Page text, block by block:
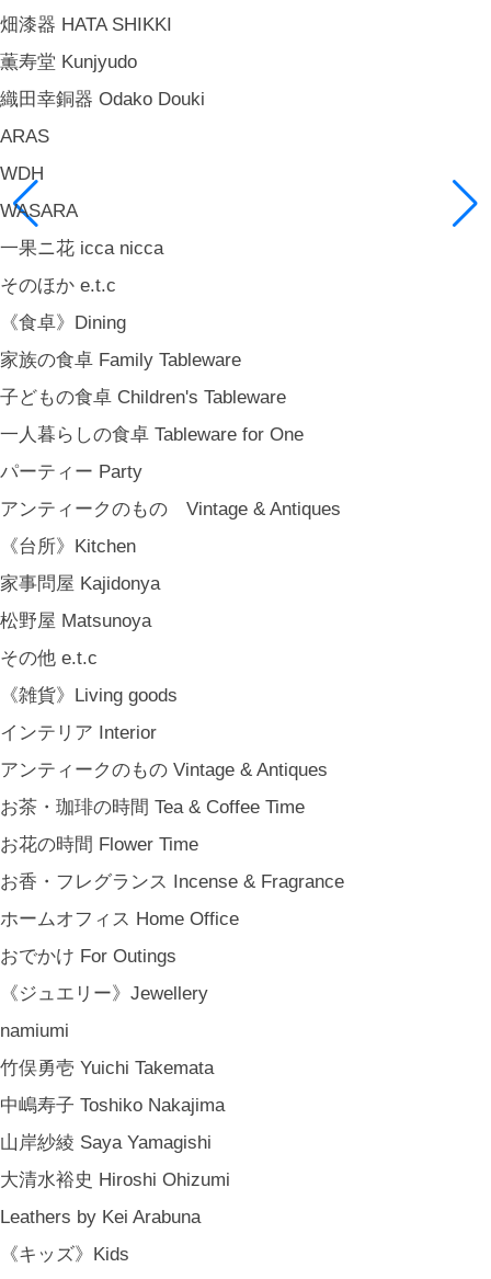
畑漆器 HATA SHIKKI
薫寿堂 Kunjyudo
織田幸銅器 Odako Douki
ARAS
WDH
WASARA
一果ニ花 icca nicca
そのほか e.t.c
《食卓》Dining
家族の食卓 Family Tableware
子どもの食卓 Children's Tableware
一人暮らしの食卓 Tableware for One
パーティー Party
アンティークのもの Vintage & Antiques
《台所》Kitchen
家事問屋 Kajidonya
松野屋 Matsunoya
その他 e.t.c
《雑貨》Living goods
インテリア Interior
アンティークのもの Vintage & Antiques
お茶・珈琲の時間 Tea & Coffee Time
お花の時間 Flower Time
お香・フレグランス Incense & Fragrance
ホームオフィス Home Office
おでかけ For Outings
《ジュエリー》Jewellery
namiumi
竹俣勇壱 Yuichi Takemata
中嶋寿子 Toshiko Nakajima
山岸紗綾 Saya Yamagishi
大清水裕史 Hiroshi Ohizumi
Leathers by Kei Arabuna
《キッズ》Kids